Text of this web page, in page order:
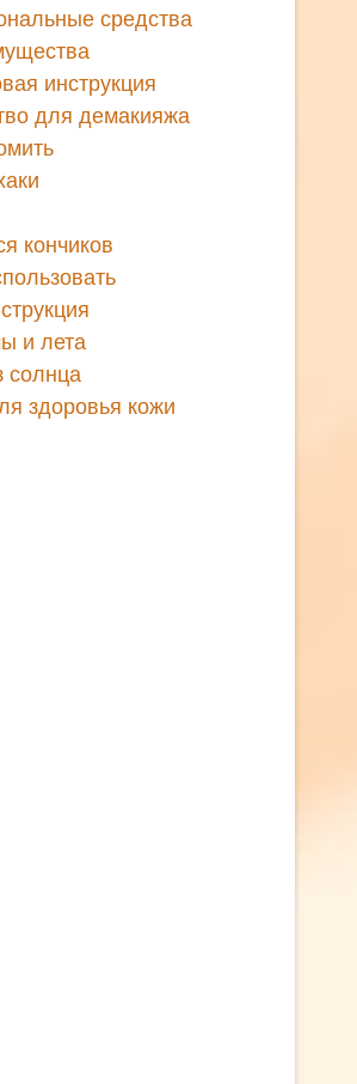
средства
инструкция
для демакияжа
кончиков
и лета
солнца
здоровья кожи